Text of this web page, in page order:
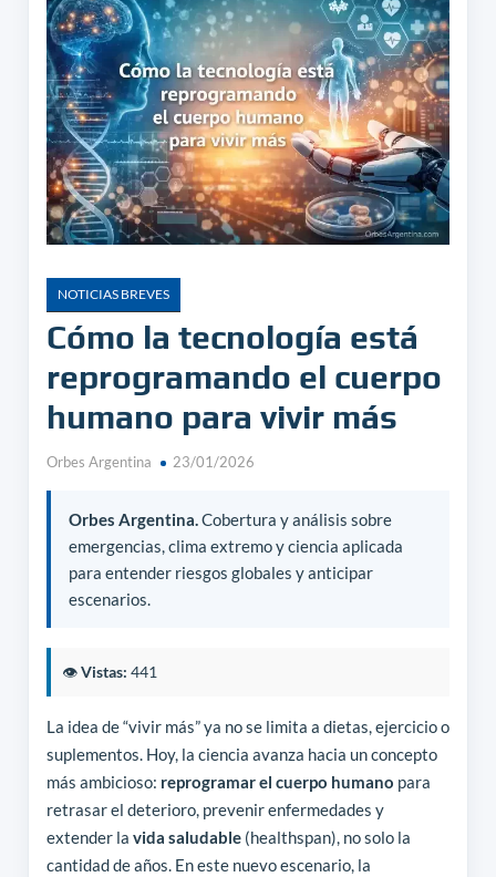
NOTICIAS BREVES
Cómo la tecnología está
reprogramando el cuerpo
humano para vivir más
Orbes Argentina 23/01/2026
Orbes Argentina.Cobertura y análisis sobre
emergencias, clima extremo y ciencia aplicada
para entender riesgos globales y anticipar
escenarios.
👁️Vistas: 441
La idea de “vivir más” ya no se limita a dietas, ejercicio o
suplementos. Hoy, la ciencia avanza hacia un concepto
más ambicioso: reprogramar el cuerpo humano para
retrasar el deterioro, prevenir enfermedades y
extender la vida saludable(healthspan), no solo la
cantidad de años. En este nuevo escenario, la